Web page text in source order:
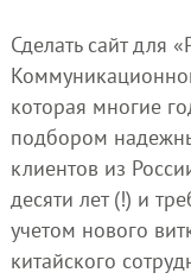
Сделать сайт для
которая многие
подбором
клиентов из
десяти лет (!) и
учетом нового
китайского